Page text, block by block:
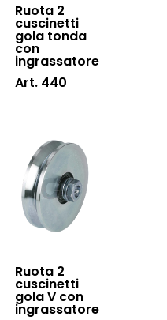
Ruota 2
cuscinetti
gola tonda
con
ingrassatore
Art. 440
Ruota 2
cuscinetti
gola V con
ingrassatore